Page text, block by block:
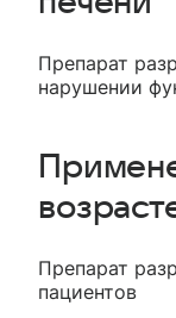
Препарат
нарушении
Препарат
пациентов